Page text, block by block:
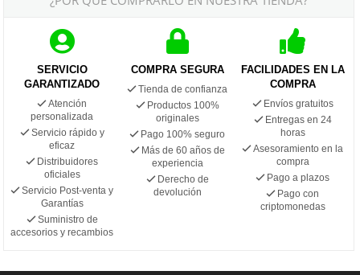
SERVICIO
GARANTIZADO
Atención
personalizada
Servicio rápido y
eficaz
Distribuidores
oficiales
Servicio Post-venta y
Garantías
Suministro de
accesorios y recambios
COMPRA SEGURA
Tienda de confianza
Productos 100%
originales
Pago 100% seguro
Más de 60 años de
experiencia
Derecho de
devolución
FACILIDADES EN LA
COMPRA
Envíos gratuitos
Entregas en 24
horas
Asesoramiento en la
compra
Pago a plazos
Pago con
criptomonedas